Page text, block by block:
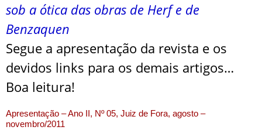
sob a ótica das obras de Herf e de
Benzaquen
Segue a apresentação da revista e os
devidos links para os demais artigos…
Boa leitura!
Apresentação – Ano II, Nº 05, Juiz de Fora, agosto –
novembro/2011